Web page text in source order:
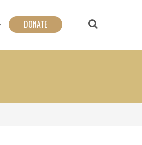
DONATE